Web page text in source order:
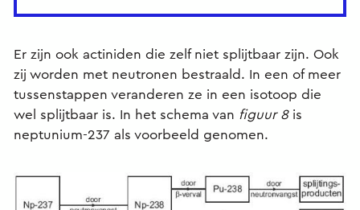
Er zijn ook actiniden die zelf niet splijtbaar zijn. Ook
zij worden met neutronen bestraald. In een of meer
tussenstappen veranderen ze in een isotoop die
wel splijtbaar is. In het schema van figuur 8is
neptunium-237 als voorbeeld genomen.